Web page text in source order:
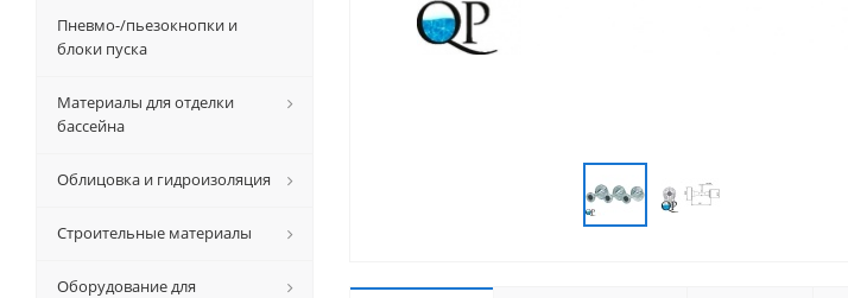
Пневмо-/пьезокнопки и
блоки пуска
Материалы для отделки
бассейна
Облицовка и гидроизоляция
Строительные материалы
Оборудование для